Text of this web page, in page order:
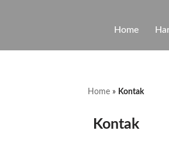
Home
Home » Kontak
Kontak